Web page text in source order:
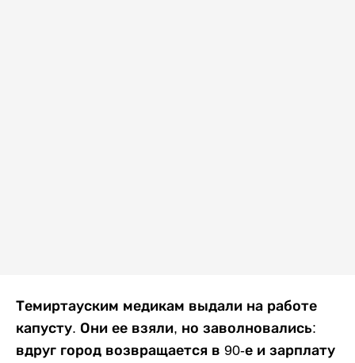
Темиртауским медикам выдали на работе
капусту. Они ее взяли, но заволновались:
вдруг город возвращается в 90-е и зарплату